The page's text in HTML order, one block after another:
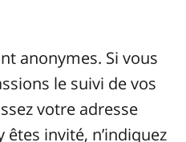
anonymes. Si vous
le suivi de vos
votre adresse
invité, n’indiquez